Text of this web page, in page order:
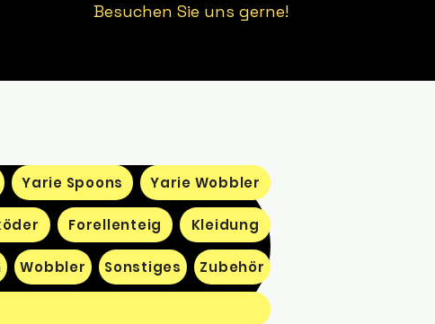
Besuchen Sie uns gerne!
Yarie Spoons Yarie Wobbler
Forellenteig Kleidung
Wobbler Sonstiges Zubehör